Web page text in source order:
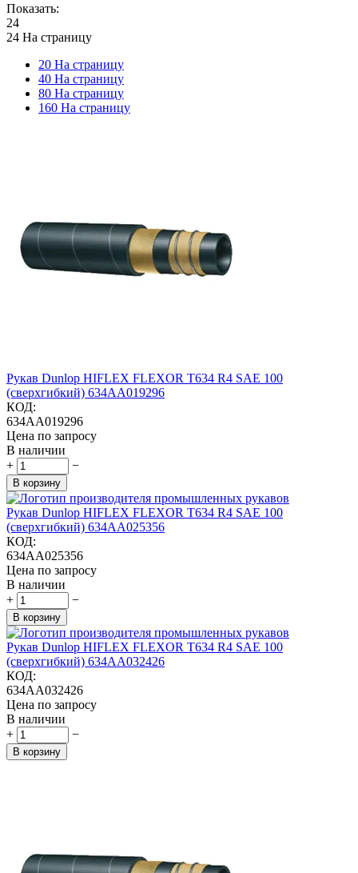
Показать:
24
24 На страницу
20 На страницу
40 На страницу
80 На страницу
160 На страницу
Рукав Dunlop HIFLEX FLEXOR T634 R4 SAE 100
(сверхгибкий) 634AA019296
КОД:
634AA019296
Цена по запросу
В наличии
+
−
В корзину
Рукав Dunlop HIFLEX FLEXOR T634 R4 SAE 100
(сверхгибкий) 634AA025356
КОД:
634AA025356
Цена по запросу
В наличии
+
−
В корзину
Рукав Dunlop HIFLEX FLEXOR T634 R4 SAE 100
(сверхгибкий) 634AA032426
КОД:
634AA032426
Цена по запросу
В наличии
+
−
В корзину